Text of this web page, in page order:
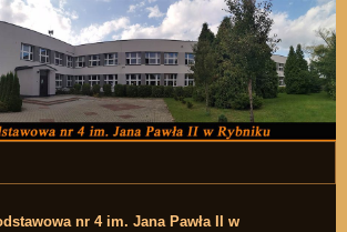
Przejdź do zawartości
nr 4 im. Jana Pawła II w